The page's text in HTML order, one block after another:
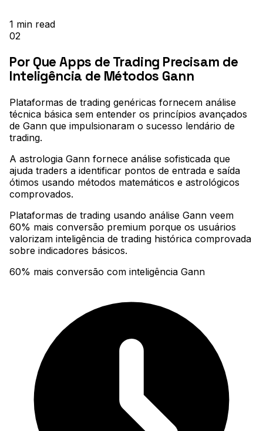
1 min read
02
Por Que Apps de Trading Precisam de
Inteligência de Métodos Gann
Plataformas de trading genéricas fornecem análise
técnica básica sem entender os princípios avançados
de Gann que impulsionaram o sucesso lendário de
trading.
A astrologia Gann fornece análise sofisticada que
ajuda traders a identificar pontos de entrada e saída
ótimos usando métodos matemáticos e astrológicos
comprovados.
Plataformas de trading usando análise Gann veem
60% mais conversão premium porque os usuários
valorizam inteligência de trading histórica comprovada
sobre indicadores básicos.
60% mais conversão com inteligência Gann